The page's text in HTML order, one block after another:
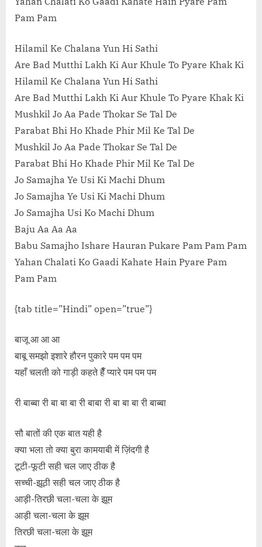
Pam Pam
Hilamil Ke Chalana Yun Hi Sathi
Are Bad Mutthi Lakh Ki Aur Khule To Pyare Khak Ki
Hilamil Ke Chalana Yun Hi Sathi
Are Bad Mutthi Lakh Ki Aur Khule To Pyare Khak Ki
Mushkil Jo Aa Pade Thokar Se Tal De
Parabat Bhi Ho Khade Phir Mil Ke Tal De
Mushkil Jo Aa Pade Thokar Se Tal De
Parabat Bhi Ho Khade Phir Mil Ke Tal De
Jo Samajha Ye Usi Ki Machi Dhum
Jo Samajha Ye Usi Ki Machi Dhum
Jo Samajha Usi Ko Machi Dhum
Baju Aa Aa Aa
Babu Samajho Ishare Hauran Pukare Pam Pam Pam
Yahan Chalati Ko Gaadi Kahate Hain Pyare Pam
Pam Pam
{tab title=”Hindi” open=”true”}
बाजू आ आ आ
बाबू समझो इशारे हौरन पुकारे पम पम पम
यहाँ चलती को गाड़ी कहते हैँ प्यारे पम पम पम
री बाब्बा री बा बा बा री बाबा री बा बा बा री बाब्बा
सौ बातों की एक बात यही है
क्या भला तो क्या बुरा कामयाबी में ज़िंदगी है
टूटी-फूटी सही चल जाए ठीक है
सच्ची-झूठी सही चल जाए ठीक है
आड़ी-तिरछी चला-चला के झूम
आड़ी चला-चला के झूम
तिरछी चला-चला के झूम